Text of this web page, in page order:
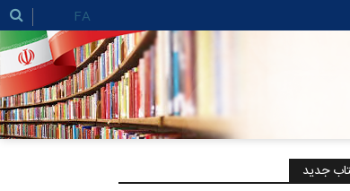
FA
جدید